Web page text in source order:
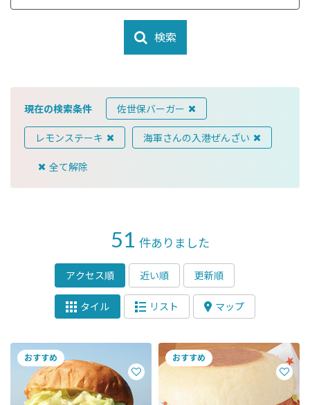
検索
現在の検索条件 佐世保バーガー
レモンステーキ 海軍さんの入港ぜんざい
全て解除
51 件ありました
アクセス順 近い順 更新順
タイル リスト マップ